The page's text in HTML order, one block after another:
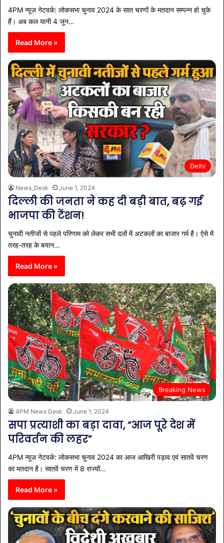
4PM न्यूज़ नेटवर्क: लोकसभा चुनाव 2024 के सात चरणों के मतदान सम्पन्न हो चुके
हैं। अब कल यानी 4 जून…
Read More »
Delhi
News_Desk June 1, 2024
दिल्ली की जनता ने कह दी बड़ी बात, बढ़ गई
भाजपा की टेंशन!
चुनावी नतीजों से पहले परिणाम को लेकर सभी दलों में अटकलों का बाजार गर्म है। ऐसे में
तरह-तरह के बयान…
Read More »
Breaking News
4PM News Desk June 1, 2024
सपा प्रत्याशी का बड़ा दावा, “आज पूरे देश में
परिवर्तन की लहर”
4PM न्यूज़ नेटवर्क: लोकसभा चुनाव 2024 का आज आखिरी पड़ाव एवं सातवें चरण
का मतदान है। सातवें चरण में 8 राज्यों…
Read More »